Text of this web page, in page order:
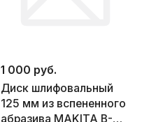
1 000 руб.
Диск шлифовальный
125 мм из вспененного
абразива MAKITA B-